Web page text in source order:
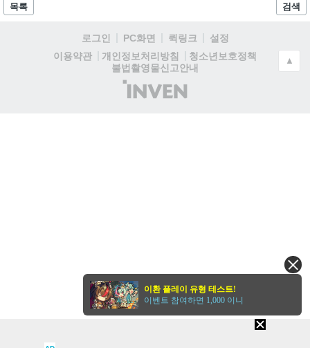
목록 검색
로그인 PC화면 퀵링크
설정
이용약관
개인정보처리방침
청소년보호정책
불법촬영물신고안내
(주)
인
▲
이환 플레이 유형 테스트!
이벤트 참여하면 1,000 이니